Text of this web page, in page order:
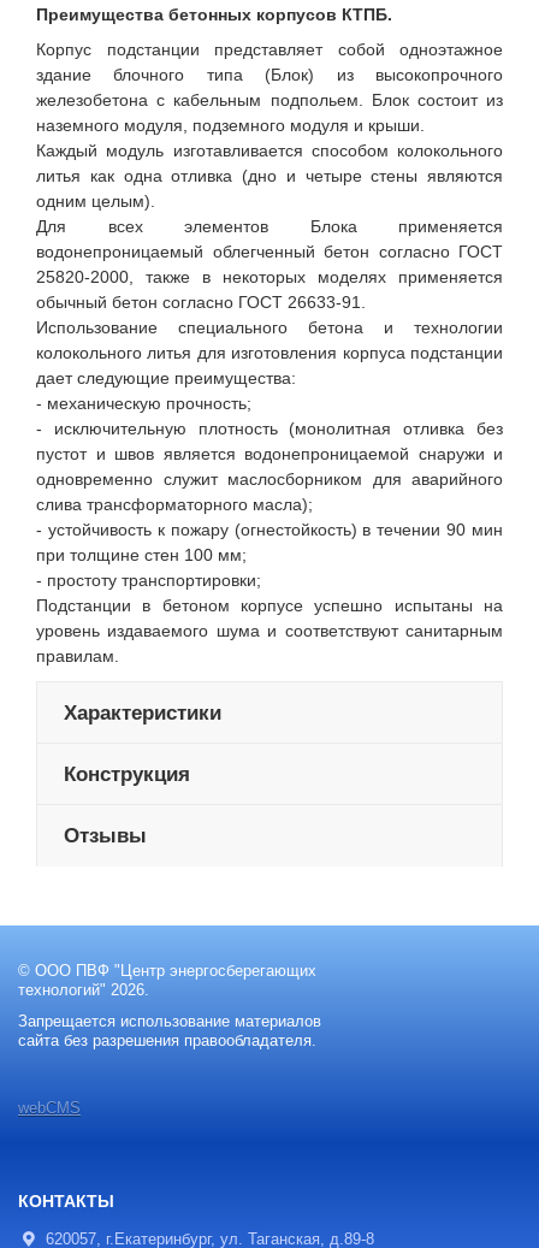
Преимущества бетонных корпусов КТПБ.
Корпус подстанции представляет собой одноэтажное
здание блочного типа (Блок) из высокопрочного
железобетона с кабельным подпольем. Блок состоит из
наземного модуля, подземного модуля и крыши.
Каждый модуль изготавливается способом колокольного
литья как одна отливка (дно и четыре стены являются
одним целым).
Для всех элементов Блока применяется
водонепроницаемый облегченный бетон согласно ГОСТ
25820-2000, также в некоторых моделях применяется
обычный бетон согласно ГОСТ 26633-91.
Использование специального бетона и технологии
колокольного литья для изготовления корпуса подстанции
дает следующие преимущества:
- механическую прочность;
- исключительную плотность (монолитная отливка без
пустот и швов является водонепроницаемой снаружи и
одновременно служит маслосборником для аварийного
слива трансформаторного масла);
- устойчивость к пожару (огнестойкость) в течении 90 мин
при толщине стен 100 мм;
- простоту транспортировки;
Подстанции в бетоном корпусе успешно испытаны на
уровень издаваемого шума и соответствуют санитарным
правилам.
Характеристики
Конструкция
Отзывы
© ООО ПВФ "Центр энергосберегающих
технологий" 2026.
Запрещается использование материалов
сайта без разрешения правообладателя.
webCMS
КОНТАКТЫ
620057, г.Екатеринбург, ул. Таганская, д.89-8